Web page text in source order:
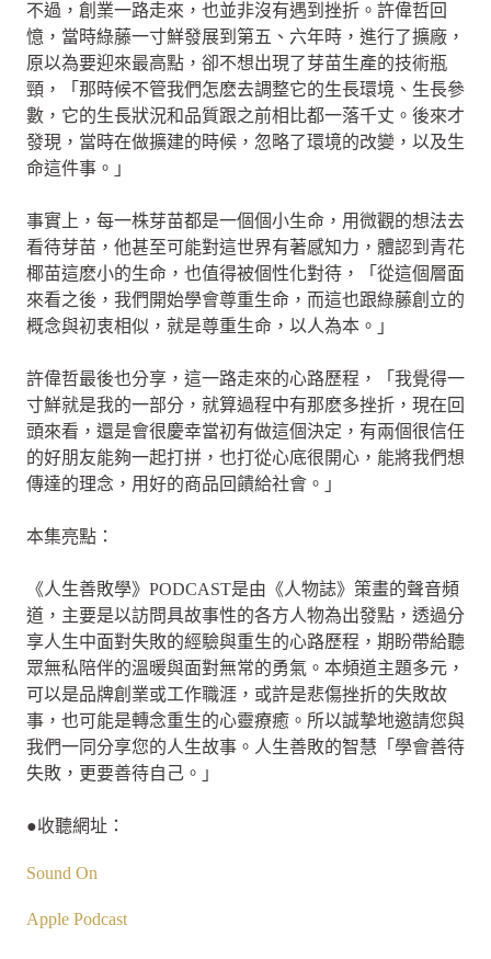
不過，創業一路走來，也並非沒有遇到挫折。許偉哲回
憶，當時綠藤一寸鮮發展到第五、六年時，進行了擴廠，
原以為要迎來最高點，卻不想出現了芽苗生產的技術瓶
頸，「那時候不管我們怎麽去調整它的生長環境、生長參
數，它的生長狀況和品質跟之前相比都一落千丈。後來才
發現，當時在做擴建的時候，忽略了環境的改變，以及生
命這件事。」
事實上，每一株芽苗都是一個個小生命，用微觀的想法去
看待芽苗，他甚至可能對這世界有著感知力，體認到青花
椰苗這麽小的生命，也值得被個性化對待，「從這個層面
來看之後，我們開始學會尊重生命，而這也跟綠藤創立的
概念與初衷相似，就是尊重生命，以人為本。」
許偉哲最後也分享，這一路走來的心路歷程，「我覺得一
寸鮮就是我的一部分，就算過程中有那麽多挫折，現在回
頭來看，還是會很慶幸當初有做這個決定，有兩個很信任
的好朋友能夠一起打拼，也打從心底很開心，能將我們想
傳達的理念，用好的商品回饋給社會。」
本集亮點：
《人生善敗學》PODCAST是由《人物誌》策畫的聲音頻
道，主要是以訪問具故事性的各方人物為出發點，透過分
享人生中面對失敗的經驗與重生的心路歷程，期盼帶給聽
眾無私陪伴的溫暖與面對無常的勇氣。本頻道主題多元，
可以是品牌創業或工作職涯，或許是悲傷挫折的失敗故
事，也可能是轉念重生的心靈療癒。所以誠摯地邀請您與
我們一同分享您的人生故事。人生善敗的智慧「學會善待
失敗，更要善待自己。」
●收聽網址：
Sound On
Apple Podcast